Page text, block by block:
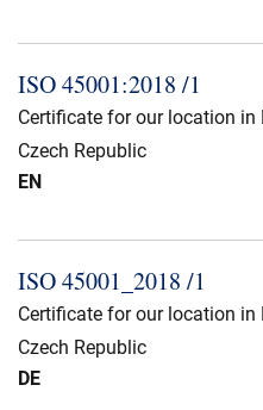
ISO 45001:2018 /1
Certificate for our location in
Czech Republic
EN
ISO 45001_​2018 /1
Certificate for our location in
Czech Republic
DE